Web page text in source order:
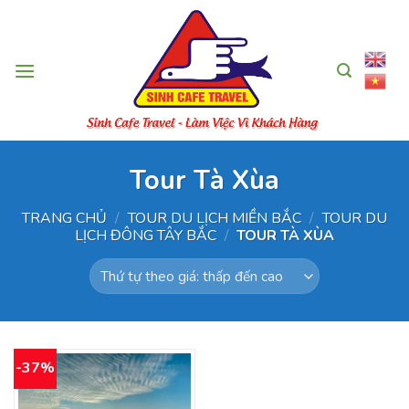
Tour Tà Xùa
TRANG CHỦ / TOUR DU LỊCH MIỀN BẮC / TOUR DU
LỊCH ĐÔNG TÂY BẮC / TOUR TÀ XÙA
-37%